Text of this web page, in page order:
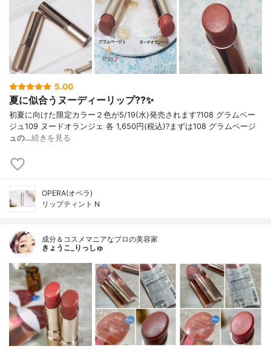
5.00
夏に似合うヌーディーリップ??✨
初夏に向けた限定カラー２色が5/19(水)発売されます?108 グラムベー
ジュ109 ヌードオランジェ 各 1,650円(税込)?まずは108 グラムベージ
ュの…続きを見る
OPERA(オペラ)
リップティント N
成分＆コスメマニアなプロの美容家
きょうこ_りっしゅ